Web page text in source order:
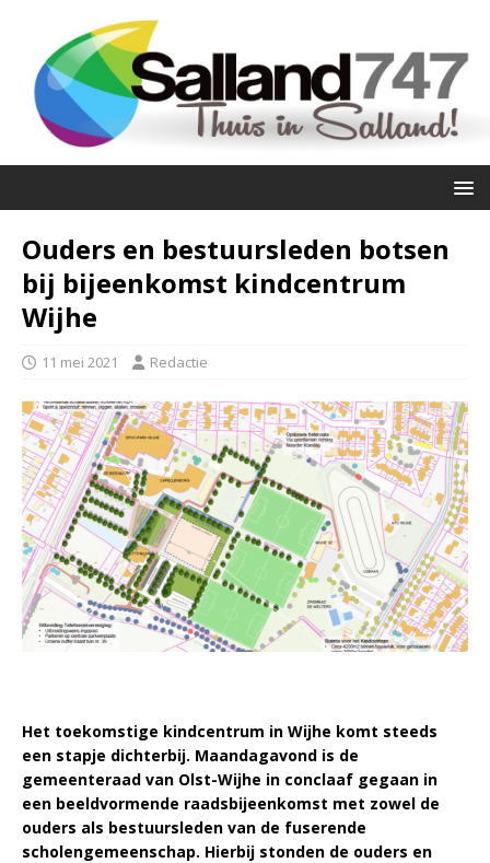
Ouders en bestuursleden botsen
bij bijeenkomst kindcentrum
Wijhe
11 mei 2021 Redactie
Het toekomstige kindcentrum in Wijhe komt steeds
een stapje dichterbij. Maandagavond is de
gemeenteraad van Olst-Wijhe in conclaaf gegaan in
een beeldvormende raadsbijeenkomst met zowel de
ouders als bestuursleden van de fuserende
scholengemeenschap. Hierbij stonden de ouders en